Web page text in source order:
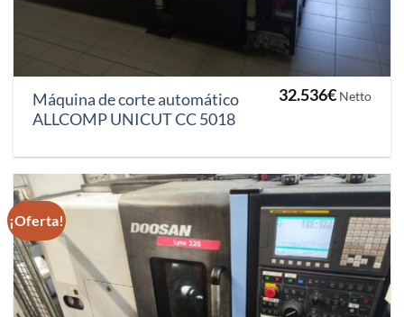
Máquina de corte automático
ALLCOMP UNICUT CC 5018
32.536€ Netto
¡Oferta!